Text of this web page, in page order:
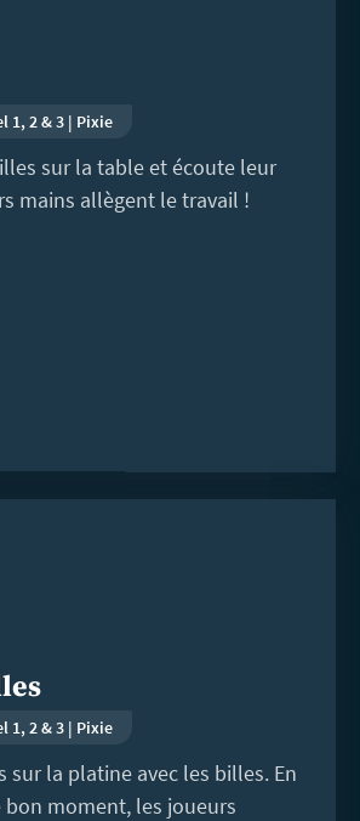
1, 2 & 3 | Pixie
sur la table et écoute leur
mains allègent le travail !
1, 2 & 3 | Pixie
sur la platine avec les billes. En
moment, les joueurs